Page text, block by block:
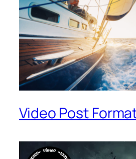
Video Post